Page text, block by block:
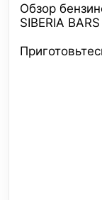
Обзор
SIBERIA